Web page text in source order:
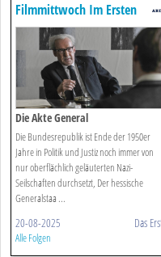
Filmmittwoch Im Ersten
Die Akte General
Die Bundesrepublik ist Ende der 1950er
Jahre in Politik und Justiz noch immer von
nur oberflächlich geläuterten Nazi-
Seilschaften durchsetzt, Der hessische
Generalstaa ...
20-08-2025 Das
Alle Folgen